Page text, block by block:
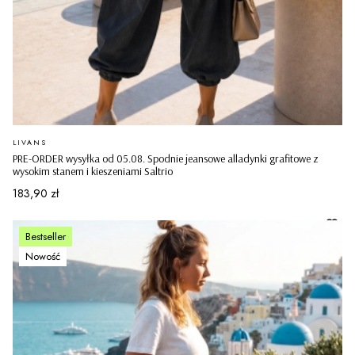
PRE-ORDER wysyłka od 05.08. Spodnie jeansowe alladynki grafitowe z
wysokim stanem i kieszeniami Saltrio
PRODUCENT
LIVANS
Cena
183,90 zł
Bestseller
Nowość